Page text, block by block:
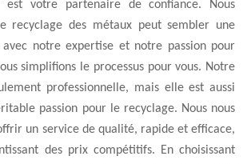
est votre partenaire de confiance. Nous
recyclage des métaux peut sembler une
notre expertise et notre passion pour
simplifions le processus pour vous. Notre
professionnelle, mais elle est aussi
passion pour le recyclage. Nous nous
un service de qualité, rapide et efficace,
des prix compétitifs. En choisissant